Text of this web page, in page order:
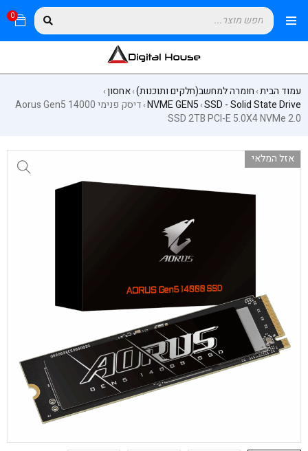
0
עמוד הבית›חומרה למחשב(חלקים ותוכנות)›אחסון›
SSD - Solid State Drive
›
NVME GEN5
›
דיסק פנימי Aorus Gen5 14000
SSD 2TB PCI-E 5.0X4 NVMe 2.0
אזל המלאי